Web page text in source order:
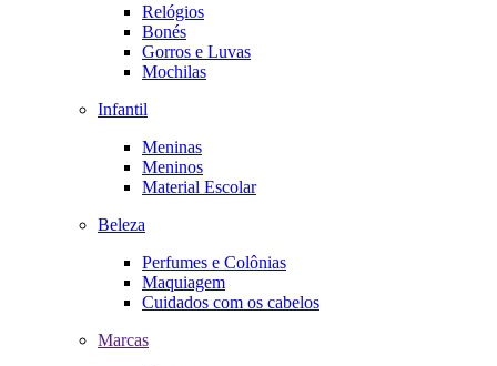
Relógios
Bonés
Gorros e Luvas
Mochilas
Infantil
Meninas
Meninos
Material Escolar
Beleza
Perfumes e Colônias
Maquiagem
Cuidados com os cabelos
Marcas